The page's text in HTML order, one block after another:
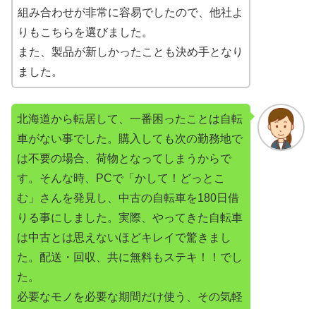
組み合わせが非常に容易でしたので、他社よ
りもこちらを選びました。
また、製品が新しかったことも決め手となり
ました。
北海道から転居して、一番困ったことは自転
車がない事でした。購入しても次の勤務地で
は不要の場合、荷物となってしまうからで
す。そんな時、PCで「かして！どっとこ
む」さんを発見し、中古の自転車を180日借
りる事にしました。実際、やってきた自転車
は中古とは思えないほどキレイで驚きまし
た。配送・回収、共に無料もステキ！！でし
た。
必要なモノを必要な期間だけ使う、その気軽